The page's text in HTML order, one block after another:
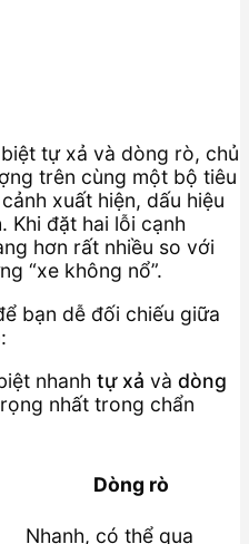
tự xả và dòng rò, chủ
trên cùng một bộ tiêu
xuất hiện, dấu hiệu
Khi đặt hai lỗi cạnh
hơn rất nhiều so với
“xe không nổ”.
bạn dễ đối chiếu giữa
nhanh tự xả và dòng
nhất trong chẩn
Dòng rò
Nhanh, có thể qua